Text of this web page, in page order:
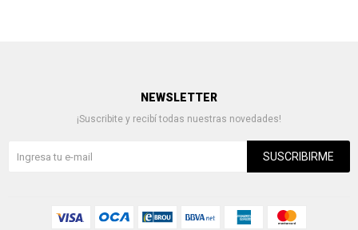
NEWSLETTER
¡Suscribite y recibí todas nuestras novedades!
SUSCRIBIRME